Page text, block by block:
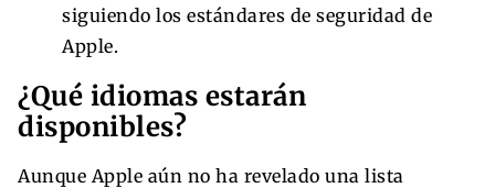
siguiendo los estándares de seguridad de
Apple.
¿Qué idiomas estarán
disponibles?
Aunque Apple aún no ha revelado una lista